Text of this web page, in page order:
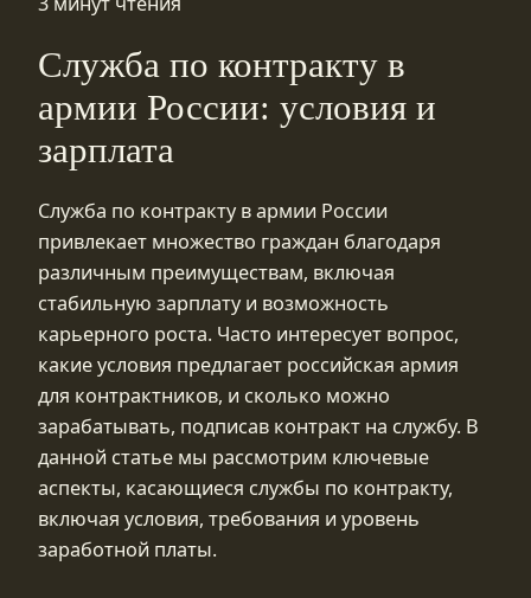
Служба по контракту в
армии России: условия и
зарплата
Служба по контракту в армии России
привлекает множество граждан благодаря
различным преимуществам, включая
стабильную зарплату и возможность
карьерного роста. Часто интересует вопрос,
какие условия предлагает российская армия
для контрактников, и сколько можно
зарабатывать, подписав контракт на службу. В
данной статье мы рассмотрим ключевые
аспекты, касающиеся службы по контракту,
включая условия, требования и уровень
заработной платы.